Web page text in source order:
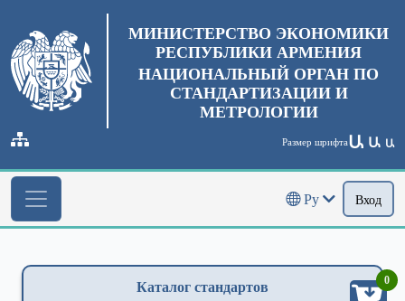
МИНИСТЕРСТВО ЭКОНОМИКИ
РЕСПУБЛИКИ АРМЕНИЯ
НАЦИОНАЛЬНЫЙ ОРГАН ПО
СТАНДАРТИЗАЦИИ И
МЕТРОЛОГИИ
Размер шрифтаԱ Ա Ա
Ру Вход
Каталог стандартов 0